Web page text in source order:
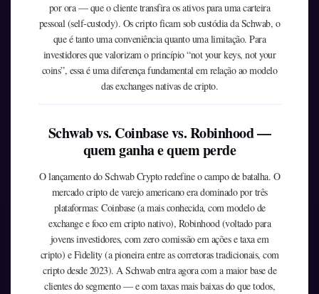
por ora — que o cliente transfira os ativos para uma carteira
pessoal (self-custody). Os cripto ficam sob custódia da Schwab, o
que é tanto uma conveniência quanto uma limitação. Para
investidores que valorizam o princípio “not your keys, not your
coins”, essa é uma diferença fundamental em relação ao modelo
das exchanges nativas de cripto.
Schwab vs. Coinbase vs. Robinhood —
quem ganha e quem perde
O lançamento do Schwab Crypto redefine o campo de batalha. O
mercado cripto de varejo americano era dominado por três
plataformas: Coinbase (a mais conhecida, com modelo de
exchange e foco em cripto nativo), Robinhood (voltado para
jovens investidores, com zero comissão em ações e taxa em
cripto) e Fidelity (a pioneira entre as corretoras tradicionais, com
cripto desde 2023). A Schwab entra agora com a maior base de
clientes do segmento — e com taxas mais baixas do que todos,